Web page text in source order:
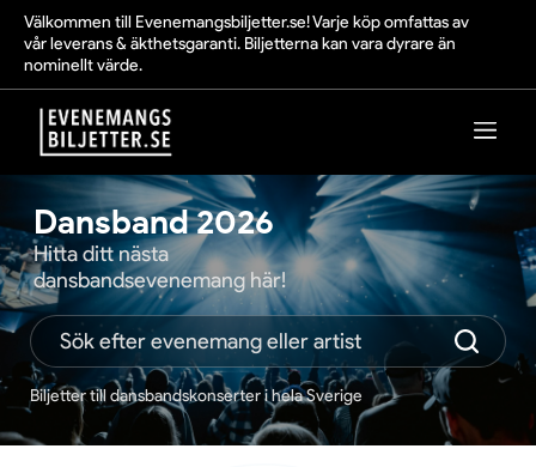
Välkommen till Evenemangsbiljetter.se! Varje köp omfattas av
vår leverans & äkthetsgaranti. Biljetterna kan vara dyrare än
nominellt värde.
Dansband 2026
Hitta ditt nästa
dansbandsevenemang här!
Biljetter till dansbandskonserter i hela Sverige